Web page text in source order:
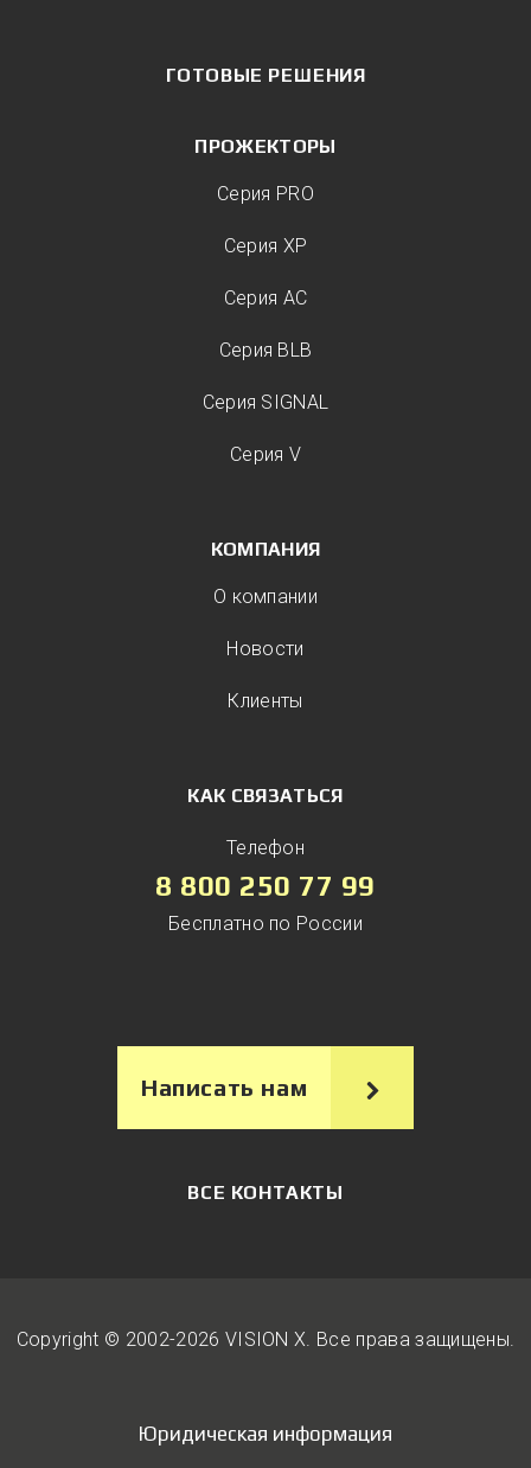
ГОТОВЫЕ РЕШЕНИЯ
ПРОЖЕКТОРЫ
Серия PRO
Серия XP
Серия AC
Серия BLB
Серия SIGNAL
Серия V
КОМПАНИЯ
О компании
Новости
Клиенты
КАК СВЯЗАТЬСЯ
Телефон
8 800 250 77 99
Бесплатно по России
Написать нам
ВСЕ КОНТАКТЫ
Copyright © 2002-2026 VISION X. Вcе права защищены.
Юридическая информация